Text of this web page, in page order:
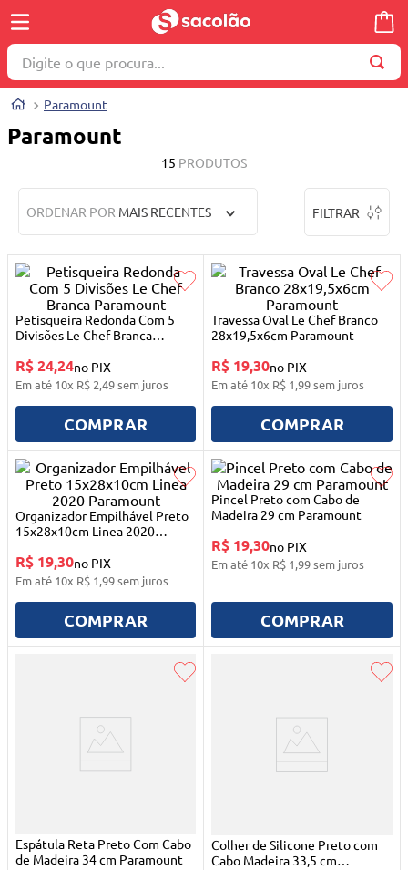
Digite o que procura...
Paramount
Paramount
15 PRODUTOS
ORDENAR POR MAIS RECENTES FILTRAR
Petisqueira Redonda Com 5
Divisões Le Chef Branca
R$ 24,24no PIX
Em até 10x R$ 2,49sem juros
COMPRAR
Travessa Oval Le Chef Branco
28x19,5x6cm Paramount
R$ 19,30no PIX
Em até 10x R$ 1,99sem juros
COMPRAR
Organizador Empilhável Preto
15x28x10cm Linea 2020
R$ 19,30no PIX
Em até 10x R$ 1,99sem juros
COMPRAR
Pincel Preto com Cabo de
Madeira 29 cm Paramount
R$ 19,30no PIX
Em até 10x R$ 1,99sem juros
COMPRAR
Espátula Reta Preto Com Cabo
de Madeira 34 cm Paramount
Colher de Silicone Preto com
Cabo Madeira 33,5 cm
2º
brinquedo
3º
máquina costura
carrinho reversível
5º
cosmetico
toalha
7º
truss
9º
quadriciclo